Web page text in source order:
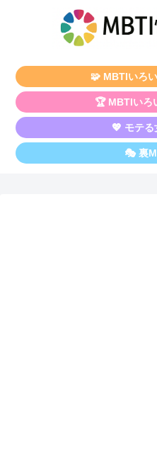
🧩 MBTIいろ
🏆 MBTIいろ
💖 モテ
🎭 裏